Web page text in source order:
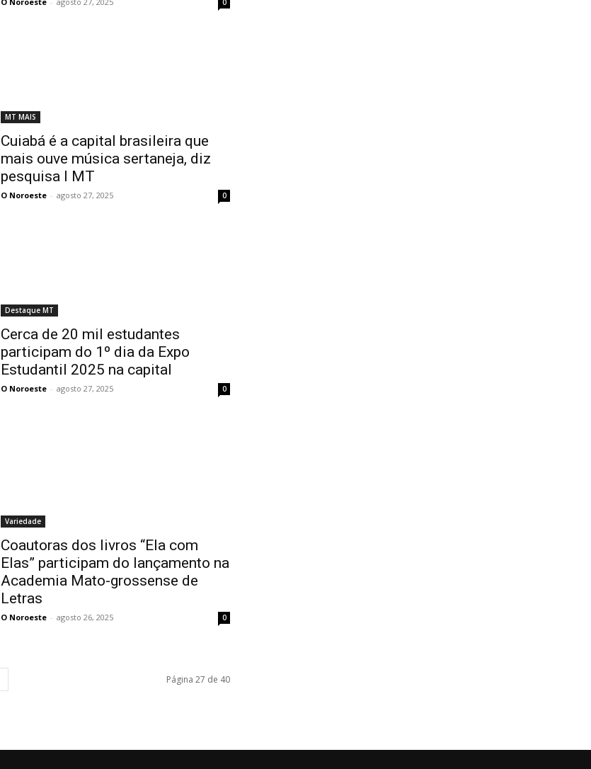
0
MT MAIS
Cuiabá é a capital brasileira que
mais ouve música sertaneja, diz
pesquisa I MT
O Noroeste - agosto 27, 2025 0
Destaque MT
Cerca de 20 mil estudantes
participam do 1º dia da Expo
Estudantil 2025 na capital
O Noroeste - agosto 27, 2025 0
Variedade
Coautoras dos livros “Ela com
Elas” participam do lançamento na
Academia Mato-grossense de
Letras
O Noroeste - agosto 26, 2025 0
Página 27 de 40